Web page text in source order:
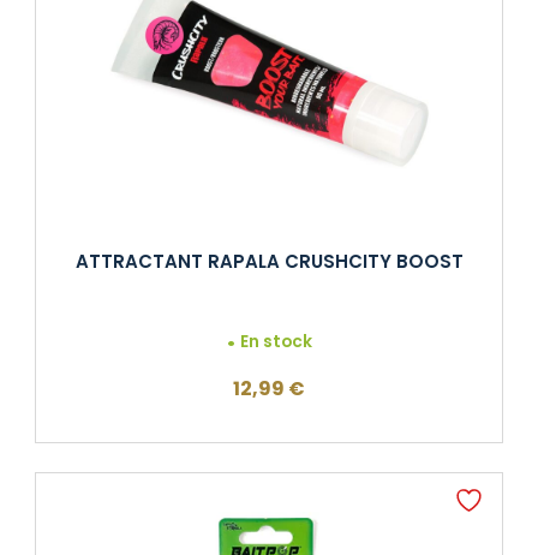
ATTRACTANT RAPALA CRUSHCITY BOOST
En stock
12,99 €